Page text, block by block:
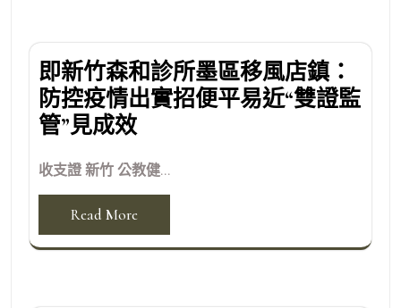
即新竹森和診所墨區移風店鎮：
防控疫情出實招便平易近“雙證監
管”見成效
收支證 新竹 公教健...
Read More